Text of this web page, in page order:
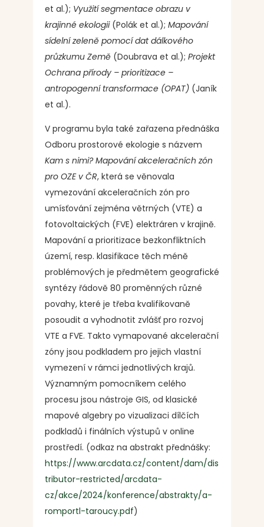
et al.); Využití segmentace obrazu v
krajinné ekologii(Polák et al.); Mapování
sídelní zeleně pomocí dat dálkového
průzkumu Země(Doubrava et al.); Projekt
Ochrana přírody – prioritizace –
antropogenní transformace (OPAT)(Janík
et al.).
V programu byla také zařazena přednáška
Odboru prostorové ekologie s názvem
Kam s nimi? Mapování akceleračních zón
pro OZE v ČR, která se věnovala
vymezování akceleračních zón pro
umísťování zejména větrných (VTE) a
fotovoltaických (FVE) elektráren v krajině.
Mapování a prioritizace bezkonfliktních
území, resp. klasifikace těch méně
problémových je předmětem geografické
syntézy řádově 80 proměnných různé
povahy, které je třeba kvalifikovaně
posoudit a vyhodnotit zvlášť pro rozvoj
VTE a FVE. Takto vymapované akcelerační
zóny jsou podkladem pro jejich vlastní
vymezení v rámci jednotlivých krajů.
Významným pomocníkem celého
procesu jsou nástroje GIS, od klasické
mapové algebry po vizualizaci dílčích
podkladů i finálních výstupů v online
prostředí. (odkaz na abstrakt přednášky:
https://www.arcdata.cz/content/dam/dis
tributor-restricted/arcdata-
cz/akce/2024/konference/abstrakty/a-
romportl-taroucy.pdf)